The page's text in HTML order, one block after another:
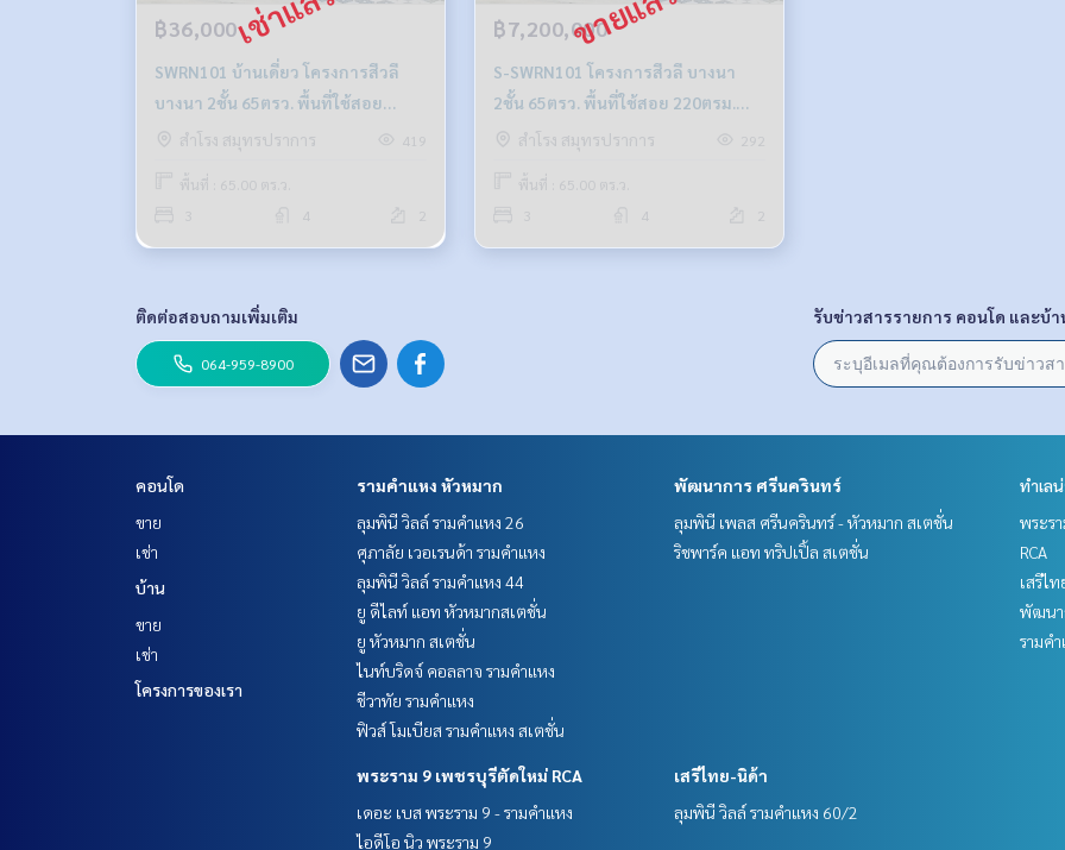
฿36,000
SWRN101 บ้านเดี่ยว โครงการสีวลี
บางนา 2ชั้น 65ตรว. พื้นที่ใช้สอย
220ตรม. 3นอน 4น้ำ 36,000บ. (จอดรถ
สำโรง สมุทรปราการ 419
พื้นที่ : 65.00 ตร.ว.
4
฿7,200,000
S-SWRN101 โครงการสีวลี บางนา
2ชั้น 65ตรว. พื้นที่ใช้สอย 220ตรม.
3นอน 4น้ำ 7.2ล้าน (จอดรถได้ 2-4 คัน)
สำโรง สมุทรปราการ 292
พื้นที่ : 65.00 ตร.ว.
4
ติดต่อสอบถามเพิ่มเติม
064-959-8900
รับข่าวสารรายการ คอนโด และบ้า
คอนโด
ขาย
เช่า
บ้าน
ขาย
เช่า
โครงการของเรา
รามคำแหง หัวหมาก
ลุมพินี วิลล์ รามคำแหง 26
ศุภาลัย เวอเรนด้า รามคำแหง
ลุมพินี วิลล์ รามคำแหง 44
ยู ดีไลท์ แอท หัวหมากสเตชั่น
ยู หัวหมาก สเตชั่น
ไนท์บริดจ์ คอลลาจ รามคำแหง
ชีวาทัย รามคำแหง
ฟิวส์ โมเบียส รามคำแหง สเตชั่น
พัฒนาการ ศรีนครินทร์
ลุมพินี เพลส ศรีนครินทร์ - หัวหมาก สเตชั่น
ริชพาร์ค แอท ทริปเปิ้ล สเตชั่น
พระราม 9 เพชรบุรีตัดใหม่ RCA
เดอะ เบส พระราม 9 - รามคำแหง
ไอดีโอ นิว พระราม 9
เสรีไทย-นิด้า
ลุมพินี วิลล์ รามคำแหง 60/2
ทำเล
พระร
RCA
เสรีไ
พัฒนา
รามค